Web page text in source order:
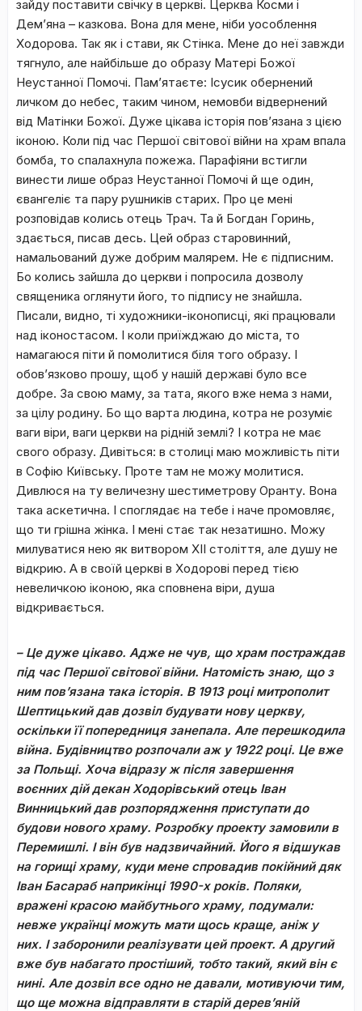
зайду поставити свічку в церкві. Церква Косми і
Дем’яна – казкова. Вона для мене, ніби уособлення
Ходорова. Так як і стави, як Стінка. Мене до неї завжди
тягнуло, але найбільше до образу Матері Божої
Неустанної Помочі. Пам’ятаєте: Ісусик обернений
личком до небес, таким чином, немовби відвернений
від Матінки Божої. Дуже цікава історія пов’язана з цією
іконою. Коли під час Першої світової війни на храм впала
бомба, то спалахнула пожежа. Парафіяни встигли
винести лише образ Неустанної Помочі й ще один,
євангеліє та пару рушників старих. Про це мені
розповідав колись отець Трач. Та й Богдан Горинь,
здається, писав десь. Цей образ старовинний,
намальований дуже добрим малярем. Не є підписним.
Бо колись зайшла до церкви і попросила дозволу
священика оглянути його, то підпису не знайшла.
Писали, видно, ті художники-іконописці, які працювали
над іконостасом. І коли приїжджаю до міста, то
намагаюся піти й помолитися біля того образу. І
обов’язково прошу, щоб у нашій державі було все
добре. За свою маму, за тата, якого вже нема з нами,
за цілу родину. Бо що варта людина, котра не розуміє
ваги віри, ваги церкви на рідній землі? І котра не має
свого образу. Дивіться: в столиці маю можливість піти
в Софію Київську. Проте там не можу молитися.
Дивлюся на ту величезну шестиметрову Оранту. Вона
така аскетична. І споглядає на тебе і наче промовляє,
що ти грішна жінка. І мені стає так незатишно. Можу
милуватися нею як витвором XII століття, але душу не
відкрию. А в своїй церкві в Ходорові перед тією
невеличкою іконою, яка сповнена віри, душа
відкривається.
– Це дуже цікаво. Адже не чув, що храм постраждав
під час Першої світової війни. Натомість знаю, що з
ним пов’язана така історія. В 1913 році митрополит
Шептицький дав дозвіл будувати нову церкву,
оскільки її попередниця занепала. Але перешкодила
війна. Будівництво розпочали аж у 1922 році. Це вже
за Польщі. Хоча відразу ж після завершення
воєнних дій декан Ходорівський отець Іван
Винницький дав розпорядження приступати до
будови нового храму. Розробку проекту замовили в
Перемишлі. І він був надзвичайний. Його я відшукав
на горищі храму, куди мене спровадив покійний дяк
Іван Басараб наприкінці 1990-х років. Поляки,
вражені красою майбутнього храму, подумали:
невже українці можуть мати щось краще, аніж у
них. І заборонили реалізувати цей проект. А другий
вже був набагато простіший, тобто такий, який він є
нині. Але дозвіл все одно не давали, мотивуючи тим,
що ще можна відправляти в старій дерев’яній